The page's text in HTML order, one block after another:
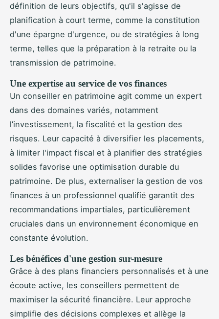
définition de leurs objectifs, qu'il s'agisse de
planification à court terme, comme la constitution
d'une épargne d'urgence, ou de stratégies à long
terme, telles que la préparation à la retraite ou la
transmission de patrimoine.
Une expertise au service de vos finances
Un conseiller en patrimoine agit comme un expert
dans des domaines variés, notamment
l’investissement, la fiscalité et la gestion des
risques. Leur capacité à diversifier les placements,
à limiter l'impact fiscal et à planifier des stratégies
solides favorise une optimisation durable du
patrimoine. De plus, externaliser la gestion de vos
finances à un professionnel qualifié garantit des
recommandations impartiales, particulièrement
cruciales dans un environnement économique en
constante évolution.
Les bénéfices d'une gestion sur-mesure
Grâce à des plans financiers personnalisés et à une
écoute active, les conseillers permettent de
maximiser la sécurité financière. Leur approche
simplifie des décisions complexes et allège la